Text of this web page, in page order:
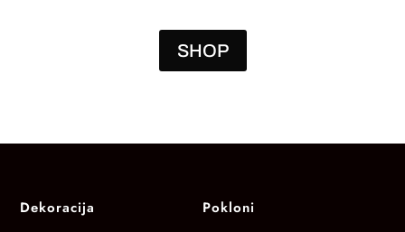
SHOP
Dekoracija Pokloni